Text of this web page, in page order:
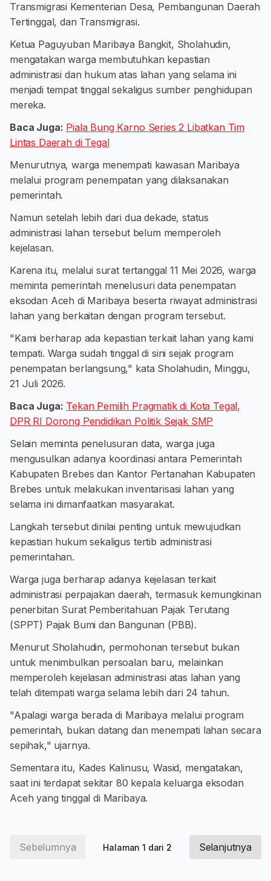
Transmigrasi Kementerian Desa, Pembangunan Daerah
Tertinggal, dan Transmigrasi.
Ketua Paguyuban Maribaya Bangkit, Sholahudin,
mengatakan warga membutuhkan kepastian
administrasi dan hukum atas lahan yang selama ini
menjadi tempat tinggal sekaligus sumber penghidupan
mereka.
Baca Juga: Piala Bung Karno Series 2 Libatkan Tim
Lintas Daerah di Tegal
Menurutnya, warga menempati kawasan Maribaya
melalui program penempatan yang dilaksanakan
pemerintah.
Namun setelah lebih dari dua dekade, status
administrasi lahan tersebut belum memperoleh
kejelasan.
Karena itu, melalui surat tertanggal 11 Mei 2026, warga
meminta pemerintah menelusuri data penempatan
eksodan Aceh di Maribaya beserta riwayat administrasi
lahan yang berkaitan dengan program tersebut.
"Kami berharap ada kepastian terkait lahan yang kami
tempati. Warga sudah tinggal di sini sejak program
penempatan berlangsung," kata Sholahudin, Minggu,
21 Juli 2026.
Baca Juga: Tekan Pemilih Pragmatik di Kota Tegal,
DPR RI Dorong Pendidikan Politik Sejak SMP
Selain meminta penelusuran data, warga juga
mengusulkan adanya koordinasi antara Pemerintah
Kabupaten Brebes dan Kantor Pertanahan Kabupaten
Brebes untuk melakukan inventarisasi lahan yang
selama ini dimanfaatkan masyarakat.
Langkah tersebut dinilai penting untuk mewujudkan
kepastian hukum sekaligus tertib administrasi
pemerintahan.
Warga juga berharap adanya kejelasan terkait
administrasi perpajakan daerah, termasuk kemungkinan
penerbitan Surat Pemberitahuan Pajak Terutang
(SPPT) Pajak Bumi dan Bangunan (PBB).
Menurut Sholahudin, permohonan tersebut bukan
untuk menimbulkan persoalan baru, melainkan
memperoleh kejelasan administrasi atas lahan yang
telah ditempati warga selama lebih dari 24 tahun.
"Apalagi warga berada di Maribaya melalui program
pemerintah, bukan datang dan menempati lahan secara
sepihak," ujarnya.
Sementara itu, Kades Kalinusu, Wasid, mengatakan,
saat ini terdapat sekitar 80 kepala keluarga eksodan
Aceh yang tinggal di Maribaya.
Sebelumnya Halaman 1 dari 2 Selanjutnya